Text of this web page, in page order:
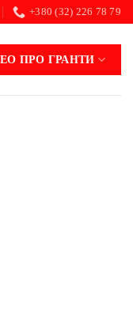
+380 (32) 226 78 79
ПРО ГРАНТИ